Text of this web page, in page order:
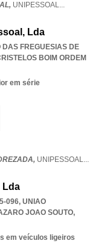
UNIPESSOAL...
Lda
FREGUESIAS DE
BOIM ORDEM
em série
UNIPESSOAL...
Lda
096, UNIAO
JOAO SOUTO,
em veículos ligeiros